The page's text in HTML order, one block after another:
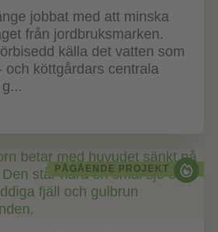
jobbat med att minska
från jordbruksmarken.
källa det vatten som
och köttgårdars centrala
PÅGÅENDE PROJEKT